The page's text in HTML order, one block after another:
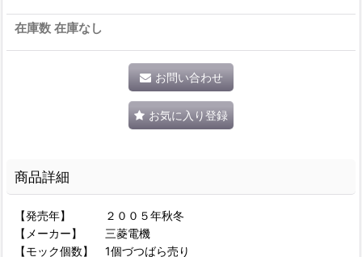
在庫数 在庫なし
お問い合わせ
お気に入り登録
商品詳細
【発売年】 ２００５年秋冬
【メーカー】 三菱電機
【モック個数】 1個づつばら売り